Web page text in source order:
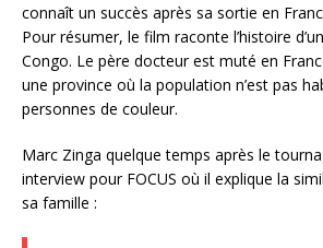
connaît un succès après sa sortie en
Pour résumer, le film raconte l’histoire
Congo. Le père docteur est muté en
une province où la population n’est pas
personnes de couleur.
Marc Zinga quelque temps après le
interview pour FOCUS où il explique la
sa famille :